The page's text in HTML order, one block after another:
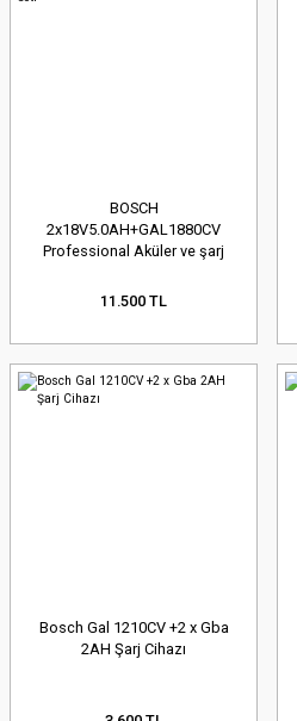
BOSCH
2x18V5.0AH+GAL1880CV
Professional Aküler ve şarj
11.500 TL
Bosch Gal 1210CV +2 x Gba
2AH Şarj Cihazı